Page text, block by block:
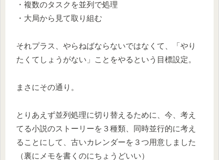
・複数のタスクを並列で処理
・大局から見て取り組む
それプラス、やらねばならないではなくて、「やり
たくてしょうがない」ことをやるという目標設定。
まさにその通り。
とりあえず並列処理に切り替えるために、今、考え
てる小説のストーリーを３種類、同時並行的に考え
ることにして、古いカレンダーを３つ用意しました
（裏にメモを書くのにちょうどいい）